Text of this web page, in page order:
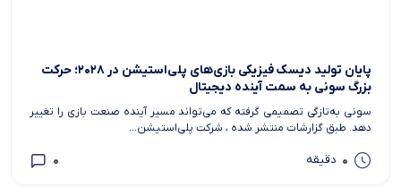
پایان تولید دیسک فیزیکی بازی‌های پلی‌استیشن در ۲۰۲۸؛ حرکت
بزرگ سونی به سمت آینده دیجیتال
سونی به‌تازگی تصمیمی گرفته که می‌تواند مسیر آینده صنعت بازی را تغییر
دهد. طبق گزارشات منتشر شده ، شرکت پلی‌استیشن...
0 دقیقه 0